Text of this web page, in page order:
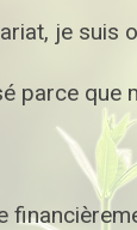
je suis
parce que